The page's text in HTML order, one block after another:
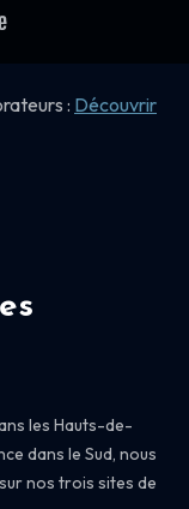
: Découvrir
les Hauts-de-
dans le Sud, nous
nos trois sites de